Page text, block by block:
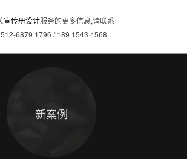
宣传册设计服务的更多信息,请联系
6879 1796 / 189 1543 4568
新案例